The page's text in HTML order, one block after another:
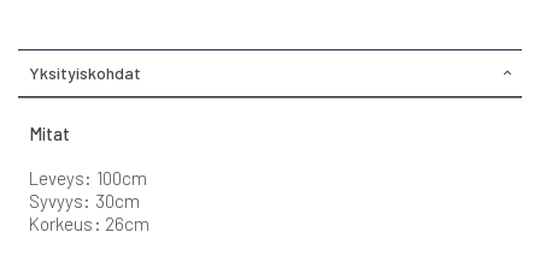
Yksityiskohdat
Mitat
Leveys: 100cm
Syvyys: 30cm
Korkeus: 26cm